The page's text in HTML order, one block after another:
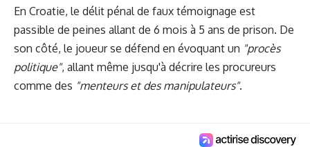
En Croatie, le délit pénal de faux témoignage est
passible de peines allant de 6 mois à 5 ans de prison. De
son côté, le joueur se défend en évoquant un "procès
politique", allant même jusqu'à décrire les procureurs
comme des "menteurs et des manipulateurs".